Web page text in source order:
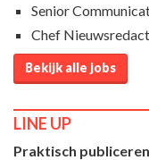
Senior
Chef
Bekijk alle jobs
LINE UP
Praktisch